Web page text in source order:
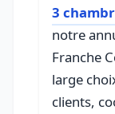
3
notre
Franche
large
clients,